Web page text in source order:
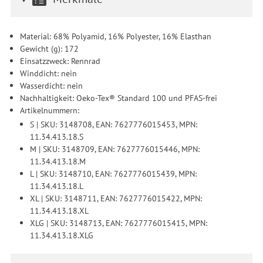
Material: 68% Polyamid, 16% Polyester, 16% Elasthan
Gewicht (g): 172
Einsatzzweck: Rennrad
Winddicht: nein
Wasserdicht: nein
Nachhaltigkeit: Oeko-Tex® Standard 100 und PFAS-frei
Artikelnummern:
S | SKU: 3148708, EAN: 7627776015453, MPN:
11.34.413.18.S
M | SKU: 3148709, EAN: 7627776015446, MPN:
11.34.413.18.M
L | SKU: 3148710, EAN: 7627776015439, MPN:
11.34.413.18.L
XL | SKU: 3148711, EAN: 7627776015422, MPN:
11.34.413.18.XL
XLG | SKU: 3148713, EAN: 7627776015415, MPN:
11.34.413.18.XLG